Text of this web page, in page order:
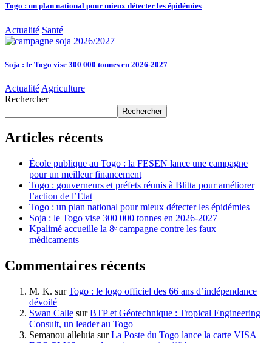
Togo : un plan national pour mieux détecter les épidémies
Actualité Santé
Soja : le Togo vise 300 000 tonnes en 2026-2027
Actualité Agriculture
Rechercher
Rechercher
Articles récents
École publique au Togo : la FESEN lance une campagne
pour un meilleur financement
Togo : gouverneurs et préfets réunis à Blitta pour améliorer
l’action de l’État
Togo : un plan national pour mieux détecter les épidémies
Soja : le Togo vise 300 000 tonnes en 2026-2027
Kpalimé accueille la 8ᵉ campagne contre les faux
médicaments
Commentaires récents
M. K. surTogo : le logo officiel des 66 ans d’indépendance
dévoilé
Swan Calle surBTP et Géotechnique : Tropical Engineering
Consult, un leader au Togo
Semanou alleluia surLa Poste du Togo lance la carte VISA